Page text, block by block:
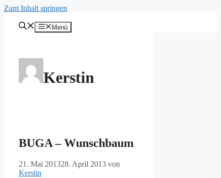
Zum Inhalt springen
Menü
Kerstin
BUGA – Wunschbaum
21. Mai 201328. April 2013 von
Kerstin